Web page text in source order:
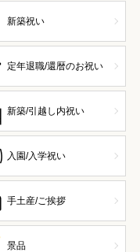
新築祝い
定年退職/還暦のお祝い
新築/引越し内祝い
入園/入学祝い
手土産/ご挨拶
景品